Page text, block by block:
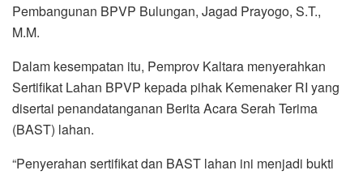
Pembangunan BPVP Bulungan, Jagad Prayogo, S.T.,
M.M.
Dalam kesempatan itu, Pemprov Kaltara menyerahkan
Sertifikat Lahan BPVP kepada pihak Kemenaker RI yang
disertai penandatanganan Berita Acara Serah Terima
(BAST) lahan.
“Penyerahan sertifikat dan BAST lahan ini menjadi bukti